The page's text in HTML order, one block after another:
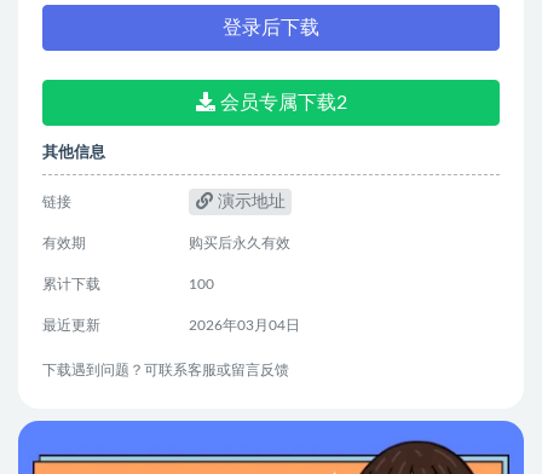
登录后下载
会员专属下载2
其他信息
链接 演示地址
有效期 购买后永久有效
累计下载 100
最近更新 2026年03月04日
下载遇到问题？可联系客服或留言反馈